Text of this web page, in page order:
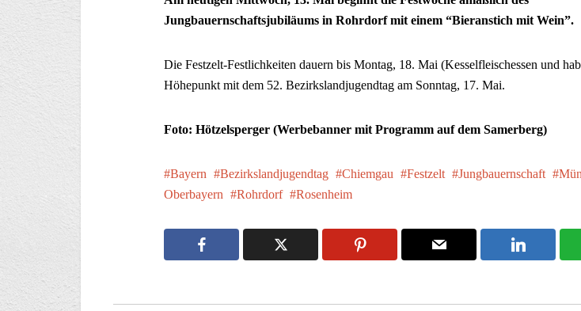
Jungbauernschaftsjubiläums in Rohrdorf mit einem “Bieranstich mit Wein”.
Die Festzelt-Festlichkeiten dauern bis Montag, 18. Mai (Kesselfleischessen und
Höhepunkt mit dem 52. Bezirkslandjugendtag am Sonntag, 17. Mai.
Foto: Hötzelsperger (Werbebanner mit Programm auf dem Samerberg)
Bayern Bezirkslandjugendtag Chiemgau Festzelt Jungbauernschaft
Oberbayern
Rohrdorf Rosenheim